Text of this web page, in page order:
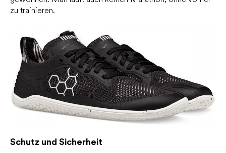
zu trainieren.
Schutz und Sicherheit